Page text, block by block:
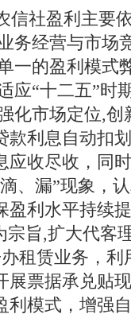
社盈利主要
务经营与市场
一的盈利模式
应“十二五”时
化市场定位,创
款利息自动扣
应收尽收，同
、漏”现象，
盈利水平持续
宗旨,扩大代客
租赁业务，利
展票据承兑贴
利模式，增强